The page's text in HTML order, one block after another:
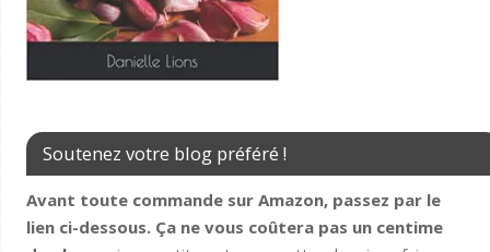
Soutenez votre blog préféré !
Avant toute commande sur Amazon, passez par le
lien ci-dessous. Ça ne vous coûtera pas un centime